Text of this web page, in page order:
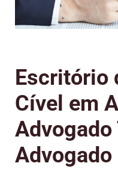
Escritório
Cível em
Advogado